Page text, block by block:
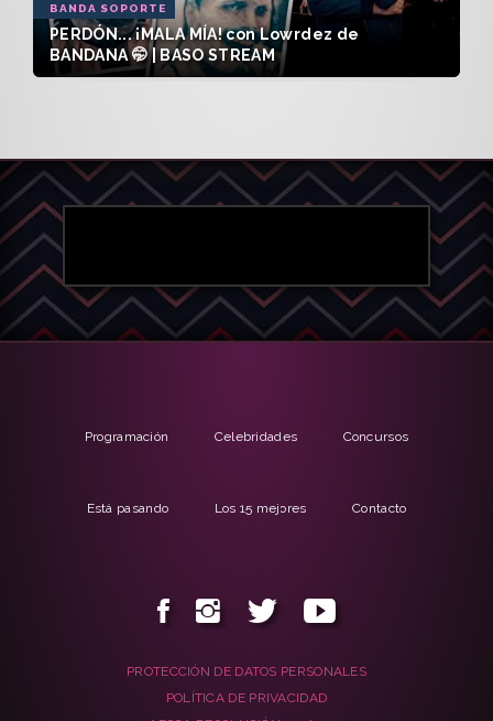
BANDA SOPORTE
PERDÓN... ¡MALA MÍA! con Lowrdez de
BANDANA 🤭 | BASO STREAM
Programación Celebridades Concursos
Está pasando Los 15 mejores Contacto
PROTECCIÓN DE DATOS PERSONALES
POLÍTICA DE PRIVACIDAD